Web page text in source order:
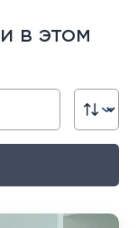
в этом